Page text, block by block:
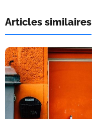
Articles similaires